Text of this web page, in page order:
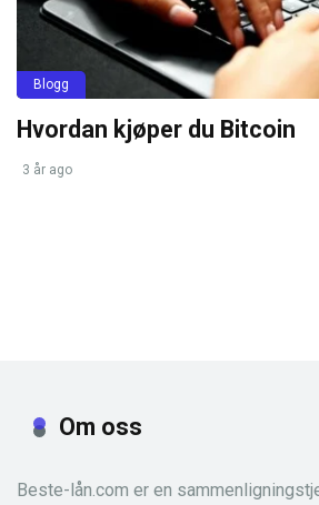
Blogg
Hvordan kjøper du Bitcoin
3 år ago
Om oss
Beste-lån.com er en